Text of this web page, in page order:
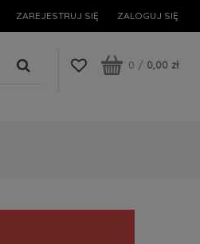
ZAREJESTRUJ SIĘ ZALOGUJ SIĘ
0 / 0,00 zł